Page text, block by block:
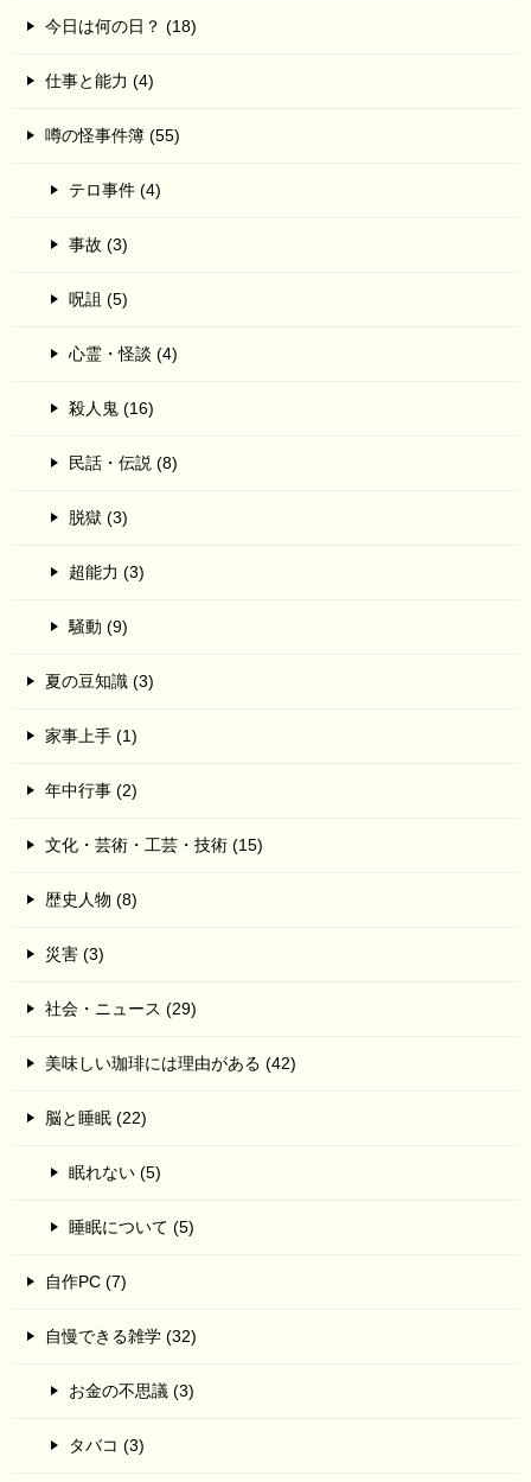
今日は何の日？ (18)
仕事と能力 (4)
噂の怪事件簿 (55)
テロ事件 (4)
事故 (3)
呪詛 (5)
心霊・怪談 (4)
殺人鬼 (16)
民話・伝説 (8)
脱獄 (3)
超能力 (3)
騒動 (9)
夏の豆知識 (3)
家事上手 (1)
年中行事 (2)
文化・芸術・工芸・技術 (15)
歴史人物 (8)
災害 (3)
社会・ニュース (29)
美味しい珈琲には理由がある (42)
脳と睡眠 (22)
眠れない (5)
睡眠について (5)
自作PC (7)
自慢できる雑学 (32)
お金の不思議 (3)
タバコ (3)